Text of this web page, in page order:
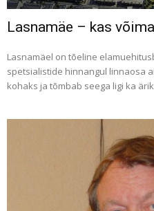
Lasnamäe – kas
Lasnamäel on tõeline
spetsialistide hinnangul linnaosa
kohaks ja tõmbab seega ligi ka